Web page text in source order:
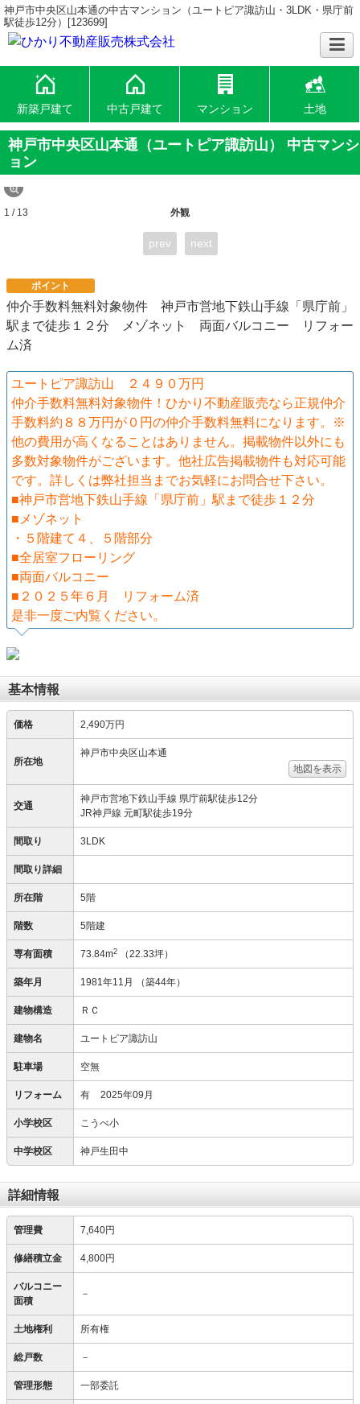
神戸市中央区山本通の中古マンション（ユートピア諏訪山・3LDK・県庁前
駅徒歩12分）[123699]
新築戸建て 中古戸建て マンション 土地
神戸市中央区山本通（ユートピア諏訪山） 中古マンシ
ョン
外観
1 / 13
prev next
ポイント
仲介手数料無料対象物件 神戸市営地下鉄山手線「県庁前」
駅まで徒歩１２分 メゾネット 両面バルコニー リフォー
ム済
ユートピア諏訪山 ２４９０万円
仲介手数料無料対象物件！ひかり不動産販売なら正規仲介
手数料約８８万円が０円の仲介手数料無料になります。※
他の費用が高くなることはありません。掲載物件以外にも
多数対象物件がございます。他社広告掲載物件も対応可能
です。詳しくは弊社担当までお気軽にお問合せ下さい。
■神戸市営地下鉄山手線「県庁前」駅まで徒歩１２分
■メゾネット
・５階建て４、５階部分
■全居室フローリング
■両面バルコニー
■２０２５年６月 リフォーム済
是非一度ご内覧ください。
基本情報
価格 2,490万円
所在地
神戸市中央区山本通
地図を表示
交通
神戸市営地下鉄山手線 県庁前駅徒歩12分
JR神戸線 元町駅徒歩19分
間取り 3LDK
間取り詳細
所在階 5階
階数 5階建
専有面積 73.84m2 （22.33坪）
築年月 1981年11月 （築44年）
建物構造 ＲＣ
建物名 ユートピア諏訪山
駐車場 空無
リフォーム 有 2025年09月
小学校区 こうべ小
中学校区 神戸生田中
詳細情報
管理費 7,640円
修繕積立金 4,800円
バルコニー
面積
－
土地権利 所有権
総戸数 －
管理形態 一部委託